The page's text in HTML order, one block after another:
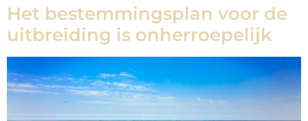
Het bestemmingsplan voor de
uitbreiding is onherroepelijk